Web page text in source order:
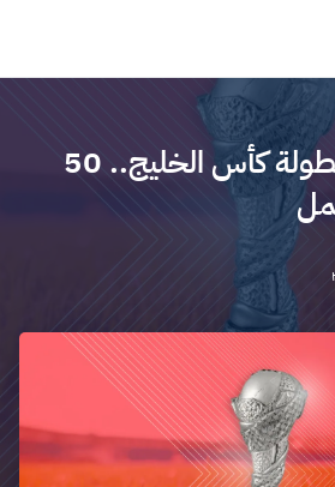
تسلسل زمني: بطولة كأس الخليج.. 50